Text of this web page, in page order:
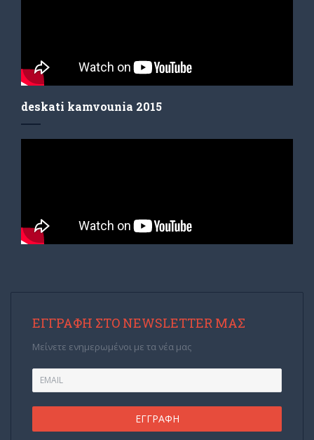
deskati kamvounia 2015
ΕΓΓΡΑΦΉ ΣΤΟ NEWSLETTER ΜΑΣ
Μείνετε ενημερωμένοι με τα νέα μας